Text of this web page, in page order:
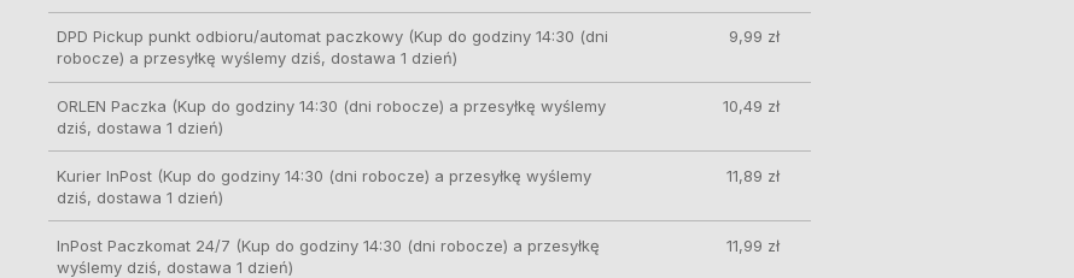
DPD Pickup punkt odbioru/automat paczkowy(Kup do godziny 14:30 (dni
robocze) a przesyłkę wyślemy dziś, dostawa 1 dzień)
9,99 zł
ORLEN Paczka (Kup do godziny 14:30 (dni robocze) a przesyłkę wyślemy
dziś, dostawa 1 dzień)
10,49 zł
Kurier InPost(Kup do godziny 14:30 (dni robocze) a przesyłkę wyślemy
dziś, dostawa 1 dzień)
11,89 zł
InPost Paczkomat 24/7 (Kup do godziny 14:30 (dni robocze) a przesyłkę
wyślemy dziś, dostawa 1 dzień)
11,99 zł